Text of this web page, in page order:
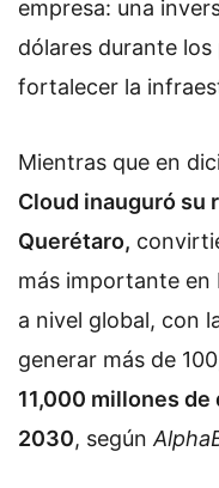
empresa: una
dólares durante
fortalecer la
Mientras que en
Cloud inauguró su
Querétaro,
más importante en
a nivel global, con
generar más de
11,000 millones de
2030, según